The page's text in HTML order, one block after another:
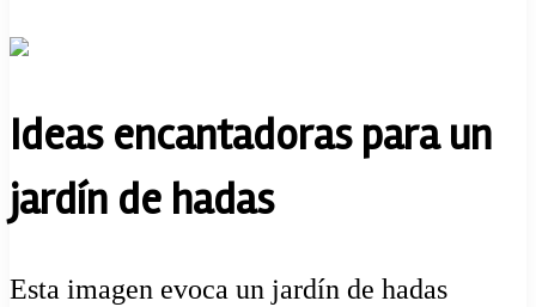
Ideas encantadoras para un
jardín de hadas
Esta imagen evoca un jardín de hadas